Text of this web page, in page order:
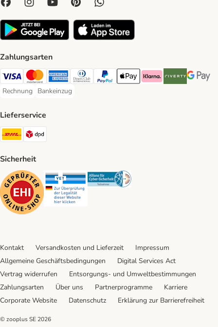
Zahlungsarten
Visa Payment Method
Mastercard Payment Method
American Express Payment Method
Diners Club Payment Method
PayPal Payment Method
Apple Pay Payment Method
Klarna Payment Method
Riverty Payment
Google
Rechnung
Rechnung Payment Method
Bankeinzug
Bankeinzug Payment Method
Lieferservice
DHL Shipping Method
Sicherheit
Security Security Security
Kontakt Versandkosten und Lieferzeit
Impressum
Allgemeine Geschäftsbedingungen
Digital Services Act
Vertrag widerrufen
Entsorgungs- und Umweltbestimmungen
Zahlungsarten
Über uns Partnerprogramme
Karriere
Corporate Website
Datenschutz Erklärung zur Barrierefreiheit
© zooplus SE 2026